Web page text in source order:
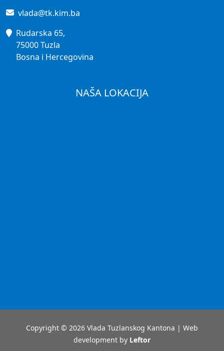
vlada@tk.kim.ba
Rudarska 65,
75000 Tuzla
Bosna i Hercegovina
NAŠA LOKACIJA
Copyright © 2026 Vlada Tuzlanskog Kantona | Web
development by Leftor